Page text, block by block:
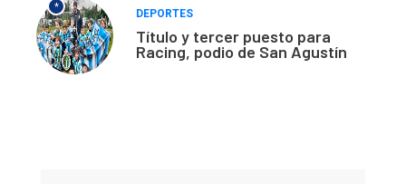
*
DEPORTES
Título y tercer puesto para
Racing, podio de San Agustín